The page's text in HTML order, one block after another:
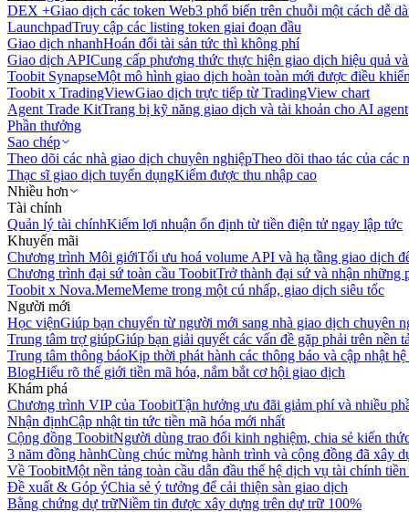
DEX +Giao dịch các token Web3 phổ biến trên chuỗi một cách dễ
LaunchpadTruy cập các listing token giai đoạn đầu
Giao dịch nhanhHoán đổi tài sản tức thì không phí
Giao dịch APICung cấp phương thức thực hiện giao dịch hiệu quả
Toobit SynapseMột mô hình giao dịch hoàn toàn mới được điều
Toobit x TradingViewGiao dịch trực tiếp từ TradingView chart
Agent Trade KitTrang bị kỹ năng giao dịch và tài khoản cho AI agent
Phần thưởng
Sao chép
Theo dõi các nhà giao dịch chuyên nghiệpTheo dõi thao tác của các
Thạc sĩ giao dịch tuyển dụngKiếm được thu nhập cao
Nhiều hơn
Tài chính
Quản lý tài chínhKiếm lợi nhuận ổn định từ tiền điện tử ngay lập tức
Khuyến mãi
Chương trình Môi giớiTối ưu hoá volume API và hạ tầng giao dịch
Chương trình đại sứ toàn cầu ToobitTrở thành đại sứ và nhận những
Toobit x Nova.MemeMeme trong một cú nhấp, giao dịch siêu tốc
Người mới
Học việnGiúp bạn chuyển từ người mới sang nhà giao dịch chuyên
Trung tâm trợ giúpGiúp bạn giải quyết các vấn đề gặp phải trên nền
Trung tâm thông báoKịp thời phát hành các thông báo và cập nhật
BlogHiểu rõ thế giới tiền mã hóa, nắm bắt cơ hội giao dịch
Khám phá
Chương trình VIP của ToobitTận hưởng ưu đãi giảm phí và nhiều
Nhận địnhCập nhật tin tức tiền mã hóa mới nhất
Cộng đồng ToobitNgười dùng trao đổi kinh nghiệm, chia sẻ kiến
3 năm đồng hànhCùng chúc mừng hành trình và cộng đồng đã xây
Về ToobitMột nền tảng toàn cầu dẫn đầu thế hệ dịch vụ tài chính
Đề xuất & Góp ýChia sẻ ý tưởng để cải thiện sàn giao dịch
Bằng chứng dự trữNiềm tin được xây dựng trên dự trữ 100%